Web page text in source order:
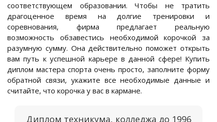
соответствующем образовании. Чтобы не тратить
драгоценное время на долгие тренировки и
соревнования, фирма предлагает реальную
возможность обзавестись необходимой корочкой за
разумную сумму. Она действительно поможет открыть
вам путь к успешной карьере в данной сфере! Купить
диплом мастера спорта очень просто, заполните форму
обратной связи, укажите все необходимые данные и
считайте, что корочка у вас в кармане.
Диплом техникума, колледжа до 1996